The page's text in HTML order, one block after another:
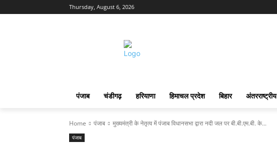
Thursday, August 6, 2026
पंजाब चंडीगढ़ हरियाणा हिमाचल प्रदेश बिहार अंतरराष्ट्रीय
Home पंजाब मुख्यमंत्री के नेतृत्व में पंजाब विधानसभा द्वारा नदी जल पर बी.बी.एम.बी. के...
पंजाब